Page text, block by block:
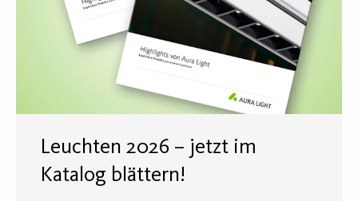
Leuchten 2026 – jetzt im
Katalog blättern!